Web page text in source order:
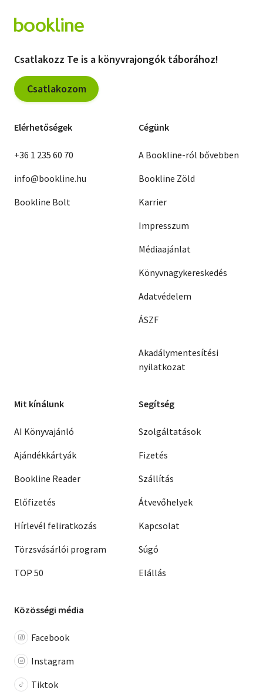
Csatlakozz Te is a könyvrajongók táborához!
Csatlakozom
Elérhetőségek
+36 1 235 60 70
info@bookline.hu
Bookline Bolt
Cégünk
A Bookline-ról bővebben
Bookline Zöld
Karrier
Impresszum
Médiaajánlat
Könyvnagykereskedés
Adatvédelem
ÁSZF
Akadálymentesítési
nyilatkozat
Mit kínálunk
AI Könyvajánló
Ajándékkártyák
Bookline Reader
Előfizetés
Hírlevél feliratkozás
Törzsvásárlói program
TOP 50
Segítség
Szolgáltatások
Fizetés
Szállítás
Átvevőhelyek
Kapcsolat
Súgó
Elállás
Közösségi média
Facebook
Instagram
Tiktok